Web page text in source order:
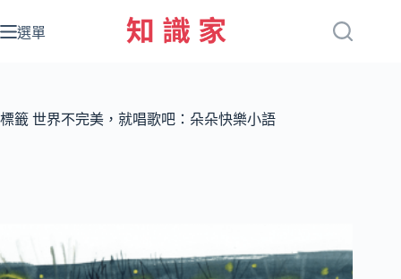
至
容
選單
標籤 世界不完美，就唱歌吧：朵朵快樂小語